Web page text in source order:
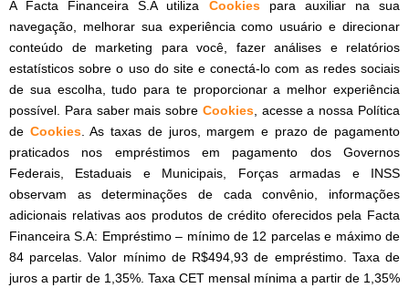
A Facta Financeira S.A utiliza Cookies
para auxiliar na sua
navegação, melhorar sua experiência como usuário e direcionar
conteúdo de marketing para você, fazer análises e relatórios
estatísticos sobre o uso do site e conectá-lo com as redes sociais
de sua escolha, tudo para te proporcionar a melhor experiência
possível. Para saber mais sobre Cookies, acesse a nossa Política
de Cookies. As taxas de juros, margem e prazo de pagamento
praticados nos empréstimos em pagamento dos Governos
Federais, Estaduais e Municipais, Forças armadas e INSS
observam as determinações de cada convênio, informações
adicionais relativas aos produtos de crédito oferecidos pela Facta
Financeira S.A: Empréstimo – mínimo de 12 parcelas e máximo de
84 parcelas. Valor mínimo de R$494,93 de empréstimo. Taxa de
juros a partir de 1,35%. Taxa CET mensal mínima a partir de 1,35%